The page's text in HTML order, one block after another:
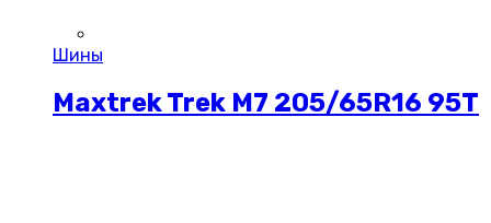
Шины
Maxtrek Trek M7 205/65R16 95T